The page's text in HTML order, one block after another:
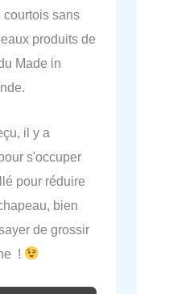
sans
produits de
Made in
il y a
s'occuper
pour réduire
bien
de grossir
!